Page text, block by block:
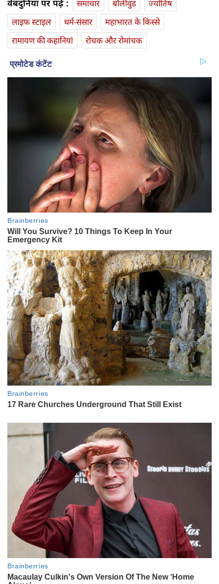
वेबदुनिया पर पढ़ें : समाचार बॉलीवुड
ज्योतिष
लाइफ स्‍टाइल
धर्म-संसार
महाभारत के किस्से
रामायण की कहानियां
रोचक और रोमांचक